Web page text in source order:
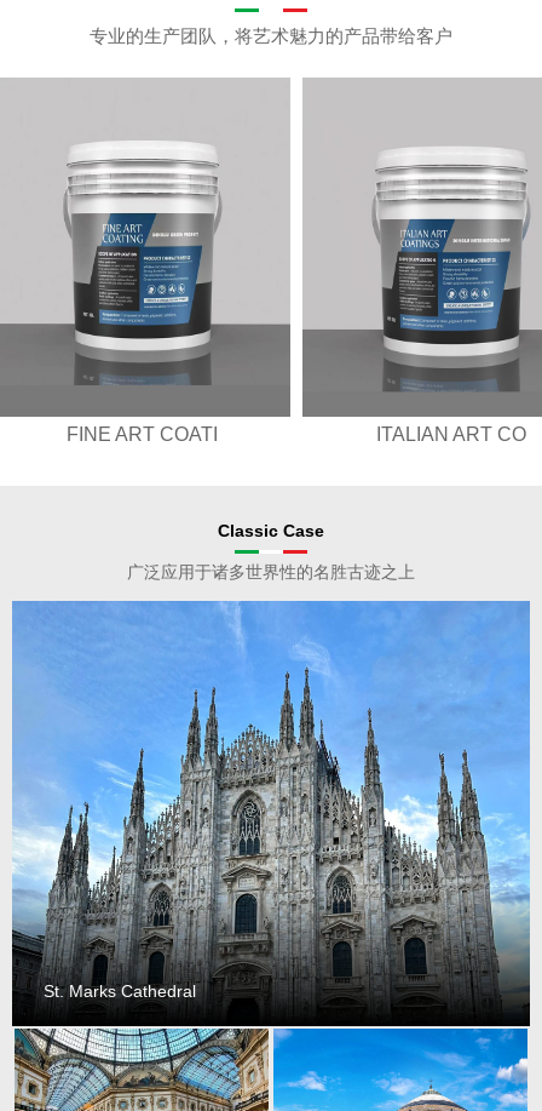
专业的生产团队，将艺术魅力的产品带给客户
FINE ART COATI ITALIAN ART CO
Classic Case
广泛应用于诸多世界性的名胜古迹之上
St. Marks Cathedral